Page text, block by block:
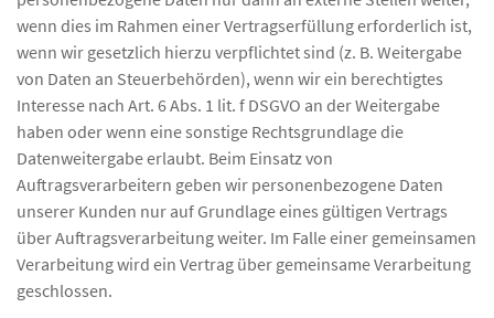
wenn dies im Rahmen einer Vertragserfüllung erforderlich ist,
wenn wir gesetzlich hierzu verpflichtet sind (z. B. Weitergabe
von Daten an Steuerbehörden), wenn wir ein berechtigtes
Interesse nach Art. 6 Abs. 1 lit. f DSGVO an der Weitergabe
haben oder wenn eine sonstige Rechtsgrundlage die
Datenweitergabe erlaubt. Beim Einsatz von
Auftragsverarbeitern geben wir personenbezogene Daten
unserer Kunden nur auf Grundlage eines gültigen Vertrags
über Auftragsverarbeitung weiter. Im Falle einer gemeinsamen
Verarbeitung wird ein Vertrag über gemeinsame Verarbeitung
geschlossen.